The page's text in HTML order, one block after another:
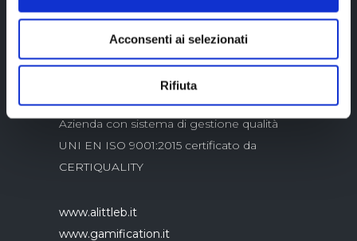
Acconsenti ai selezionati
Rifiuta
Azienda con sistema di gestione qualità
UNI EN ISO 9001:2015 certificato da
CERTIQUALITY
www.alittleb.it
www.gamification.it